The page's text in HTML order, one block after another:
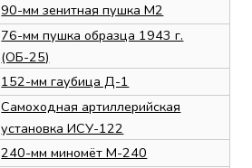
90-мм зенитная пушка М2
76-мм пушка образца 1943 г.
(ОБ-25)
152-мм гаубица Д-1
Самоходная артиллерийская
установка ИСУ-122
240-мм миномёт М-240